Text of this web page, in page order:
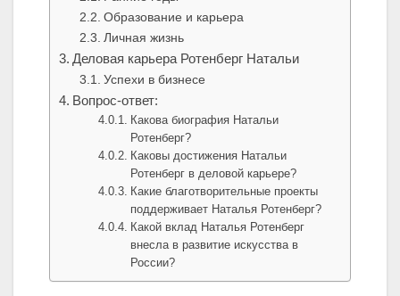
Образование и карьера
Личная жизнь
Деловая карьера Ротенберг Натальи
Успехи в бизнесе
Вопрос-ответ:
Какова биография Натальи
Ротенберг?
Каковы достижения Натальи
Ротенберг в деловой карьере?
Какие благотворительные проекты
поддерживает Наталья Ротенберг?
Какой вклад Наталья Ротенберг
внесла в развитие искусства в
России?